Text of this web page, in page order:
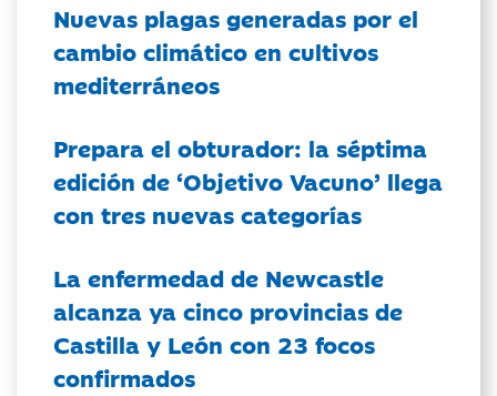
Nuevas plagas generadas por el
cambio climático en cultivos
mediterráneos
Prepara el obturador: la séptima
edición de ‘Objetivo Vacuno’ llega
con tres nuevas categorías
La enfermedad de Newcastle
alcanza ya cinco provincias de
Castilla y León con 23 focos
confirmados